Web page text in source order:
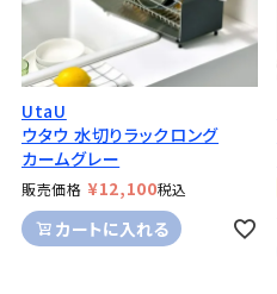
UtaU
ウタウ 水切りラックロング
カームグレー
販売価格 ¥12,100税込
カートに入れる